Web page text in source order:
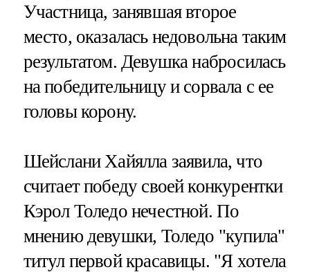
Участница, занявшая второе
место, оказалась недовольна таким
результатом. Девушка набросилась
на победительницу и сорвала с ее
головы корону.
Шейслани Хайялла заявила, что
считает победу своей конкурентки
Кэрол Толедо нечестной. По
мнению девушки, Толедо "купила"
титул первой красавицы. "Я хотела